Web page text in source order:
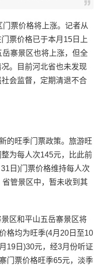
票价格将上涨。记者从
票价格已于本月15日上
寨景区也将上涨，但全
。目前河北省也未发现
会监督，定期清退不合
旺季门票政策。旅游旺
为每人次145元，比此前
日)门票价格维持每人次
管景区中，暂未收到其
区和平山五岳寨景区将
格均为旺季(4月20日至10
19日)30元，经3月份听证
票价格旺季65元，淡季